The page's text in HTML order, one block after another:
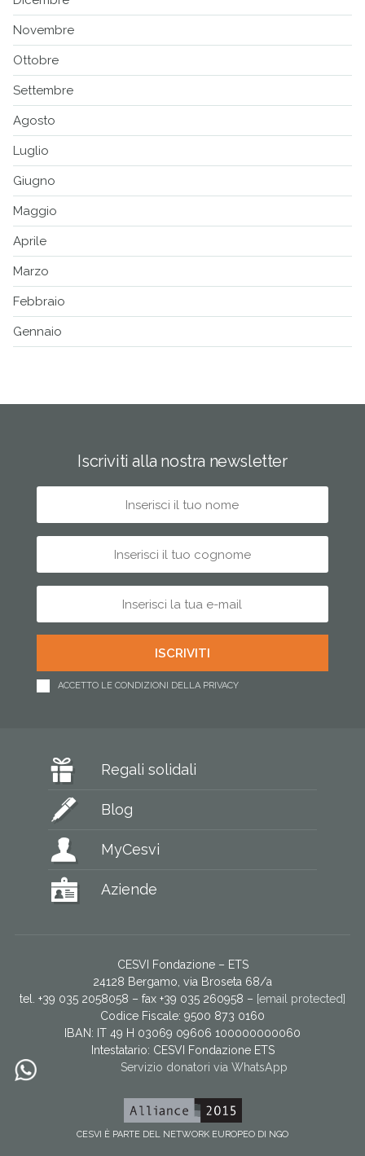
Novembre
Ottobre
Settembre
Agosto
Luglio
Giugno
Maggio
Aprile
Marzo
Febbraio
Gennaio
Iscriviti alla nostra newsletter
ACCETTO LE CONDIZIONI DELLA PRIVACY
Regali solidali
Blog
MyCesvi
Aziende
CESVI Fondazione – ETS
24128 Bergamo, via Broseta 68/a
tel. +39 035 2058058 – fax +39 035 260958 – [email protected]
Codice Fiscale: 9500 873 0160
IBAN: IT 49 H 03069 09606 100000000060
Intestatario: CESVI Fondazione ETS
Servizio donatori via WhatsApp
CESVI È PARTE DEL NETWORK EUROPEO DI NGO